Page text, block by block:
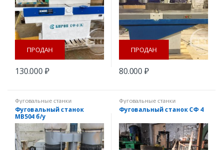
ПРОДАН
130.000 ₽
ПРОДАН
80.000₽
Фуговальные станки
Фуговальный станок
MB504 б/у
Фуговальные станки
Фуговальный станок СФ 4